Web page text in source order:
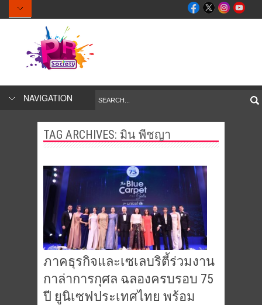
NAVIGATION
TAG ARCHIVES: มิน พีชญา
ภาคธุรกิจและเซเลบริตี้ร่วมงาน
กาล่าการกุศล ฉลองครบรอบ 75
ปี ยูนิเซฟประเทศไทย พร้อม